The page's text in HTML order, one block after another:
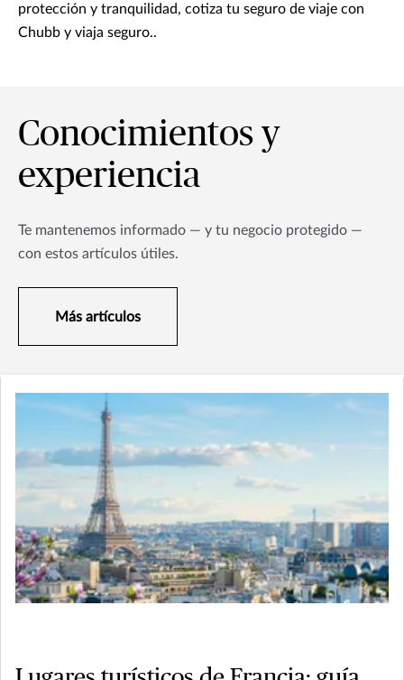
protección y tranquilidad, cotiza tu seguro de viaje con
Chubb y viaja seguro..
Conocimientos y
experiencia
Te mantenemos informado — y tu negocio protegido —
con estos artículos útiles.
Más artículos